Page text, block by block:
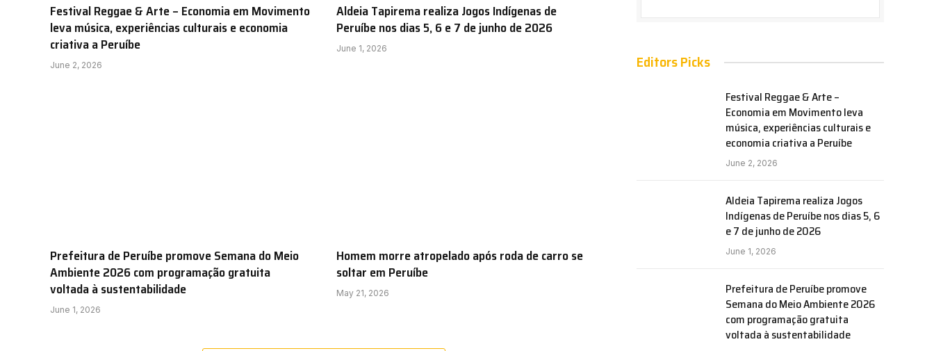
Festival Reggae & Arte – Economia em Movimento
leva música, experiências culturais e economia
criativa a Peruíbe
June 2, 2026
Aldeia Tapirema realiza Jogos Indígenas de
Peruíbe nos dias 5, 6 e 7 de junho de 2026
June 1, 2026
Prefeitura de Peruíbe promove Semana do Meio
Ambiente 2026 com programação gratuita
voltada à sustentabilidade
June 1, 2026
Homem morre atropelado após roda de carro se
soltar em Peruíbe
May 21, 2026
Editors Picks
Festival Reggae & Arte –
Economia em Movimento leva
música, experiências culturais e
economia criativa a Peruíbe
June 2, 2026
Aldeia Tapirema realiza Jogos
Indígenas de Peruíbe nos dias 5, 6
e 7 de junho de 2026
June 1, 2026
Prefeitura de Peruíbe promove
Semana do Meio Ambiente 2026
com programação gratuita
voltada à sustentabilidade